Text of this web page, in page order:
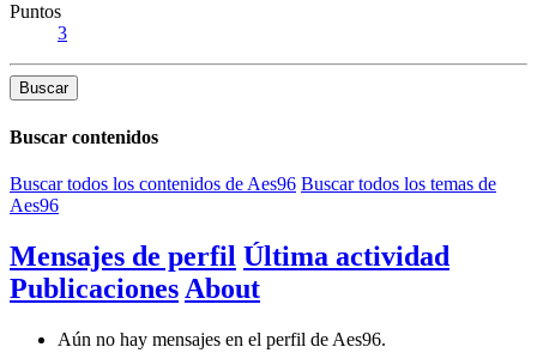
Puntos
3
Buscar
Buscar contenidos
Buscar todos los contenidos de Aes96 Buscar todos los temas de
Aes96
Mensajes de perfil Última actividad
Publicaciones About
Aún no hay mensajes en el perfil de Aes96.